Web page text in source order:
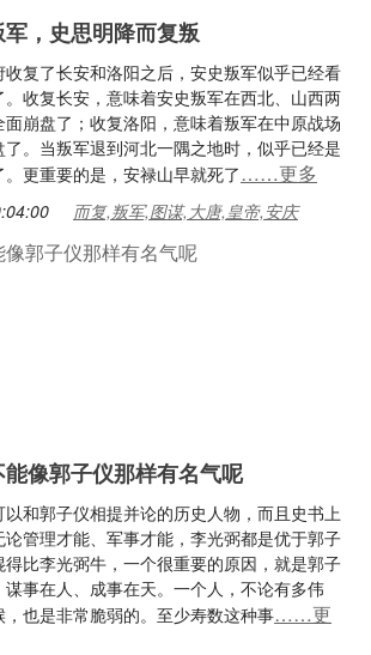
，史思明降而复叛
收复了长安和洛阳之后，安史叛军似乎已经看
收复长安，意味着安史叛军在西北、山西两
面崩盘了；收复洛阳，意味着叛军在中原战场
。当叛军退到河北一隅之地时，似乎已经是
更重要的是，安禄山早就死了……更多
而复,叛军,图谋,大唐,皇帝,安庆
像郭子仪那样有名气呢
和郭子仪相提并论的历史人物，而且史书上
论管理才能、军事才能，李光弼都是优于郭子
比李光弼牛，一个很重要的原因，就是郭子
事在人、成事在天。一个人，不论有多伟
，也是非常脆弱的。至少寿数这种事……更